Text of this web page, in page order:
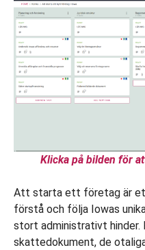
Klicka på bilden för
Att starta ett företag är
förstå och följa Iowas
stort administrativt hinder.
skattedokument, de